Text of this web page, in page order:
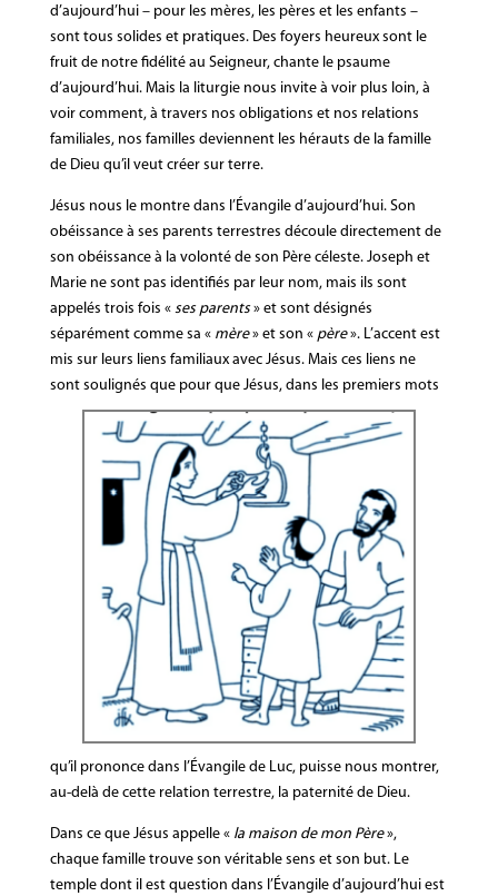
d’aujourd’hui – pour les mères, les pères et les enfants –
sont tous solides et pratiques. Des foyers heureux sont le
fruit de notre fidélité au Seigneur, chante le psaume
d’aujourd’hui. Mais la liturgie nous invite à voir plus loin, à
voir comment, à travers nos obligations et nos relations
familiales, nos familles deviennent les hérauts de la famille
de Dieu qu’il veut créer sur terre.
Jésus nous le montre dans l’Évangile d’aujourd’hui. Son
obéissance à ses parents terrestres découle directement de
son obéissance à la volonté de son Père céleste. Joseph et
Marie ne sont pas identifiés par leur nom, mais ils sont
appelés trois fois « ses parents» et sont désignés
séparément comme sa « mère» et son « père». L’accent est
mis sur leurs liens familiaux avec Jésus. Mais ces liens ne
sont soulignés que pour que Jésus, dans les premiers mots
qu’il prononce dans l’Évangile de Luc, puisse nous montrer,
au-delà de cette relation terrestre, la paternité de Dieu.
Dans ce que Jésus appelle « la maison de mon Père»,
chaque famille trouve son véritable sens et son but. Le
temple dont il est question dans l’Évangile d’aujourd’hui est